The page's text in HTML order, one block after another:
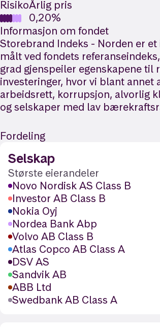
RisikoÅrlig pris
0,20%
Informasjon om fondet
Storebrand Indeks - Norden er
målt ved fondets
grad gjenspeiler egenskapene
investeringer, hvor vi blant
arbeidsrett, korrupsjon, alvorlig
og selskaper med lav
Fordeling
Selskap
Største eierandeler
Novo Nordisk AS Class B
Investor AB Class B
Nokia Oyj
Nordea Bank Abp
Volvo AB Class B
Atlas Copco AB Class A
DSV AS
Sandvik AB
ABB Ltd
Swedbank AB Class A